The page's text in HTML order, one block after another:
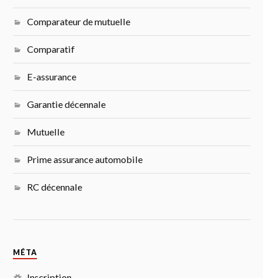
Comparateur de mutuelle
Comparatif
E-assurance
Garantie décennale
Mutuelle
Prime assurance automobile
RC décennale
MÉTA